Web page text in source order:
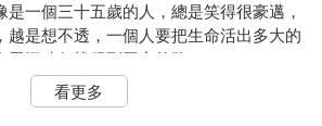
一個三十五歲的人，總是笑得很豪邁，
越是想不透，一個人要把生命活出多大的
洞時仍找得到回家的路。
前，她心底一直有一個人，在那個網路不
看更多